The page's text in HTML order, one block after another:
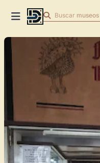
Buscar museos